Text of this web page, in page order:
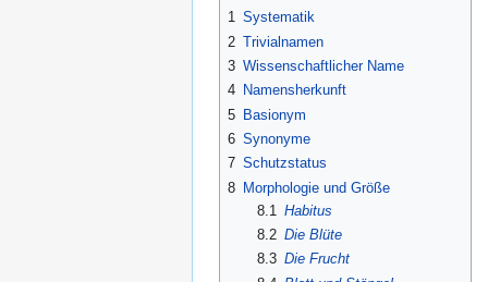
1 Systematik
2 Trivialnamen
3 Wissenschaftlicher Name
4 Namensherkunft
5 Basionym
6 Synonyme
7 Schutzstatus
8 Morphologie und Größe
8.1 Habitus
8.2 Die Blüte
8.3 Die Frucht